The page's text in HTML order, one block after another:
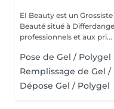
EI Beauty est un
Beauté situé à Differdange au
professionnels et aux pri...
Pose de Gel / Polygel
Remplissage de Gel /
Dépose Gel / Polygel